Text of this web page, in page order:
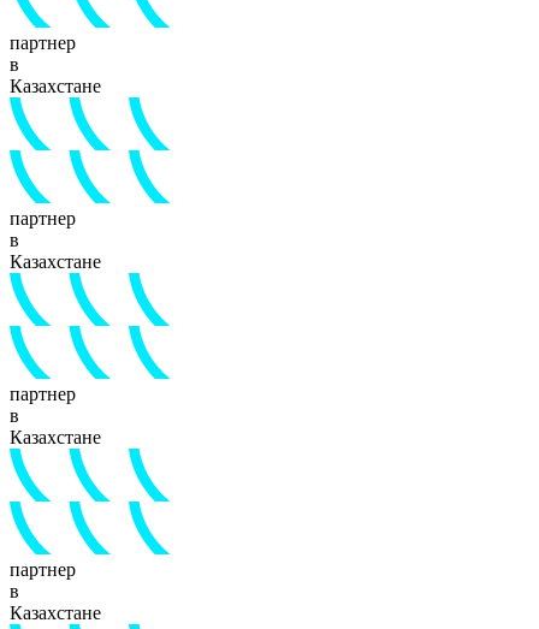
партнер
в
Казахстане
партнер
в
Казахстане
партнер
в
Казахстане
партнер
в
Казахстане